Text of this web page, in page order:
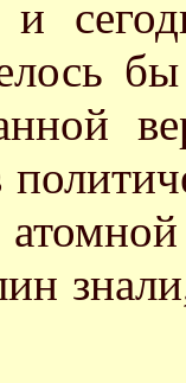
и